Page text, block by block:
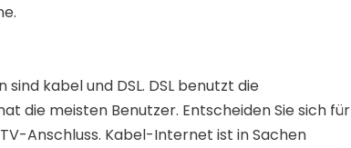
kabel und DSL. DSL benutzt die
die meisten Benutzer. Entscheiden Sie sich für
Anschluss. Kabel-Internet ist in Sachen